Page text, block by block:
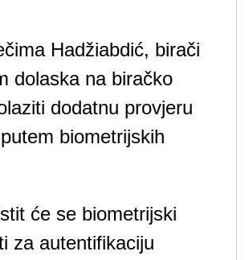
Hadžiabdić, birači
dolaska na biračko
dodatnu provjeru
biometrijskih
će se biometrijski
za autentifikaciju